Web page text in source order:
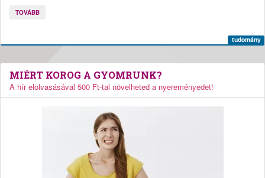
TOVÁBB
tudomány
MIÉRT KOROG A GYOMRUNK?
A hír elolvasásával 500 Ft-tal növelheted a nyereményedet!